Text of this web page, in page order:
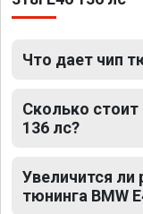
Что дает чип
Сколько стоит
136 лс?
Увеличится ли
тюнинга BMW